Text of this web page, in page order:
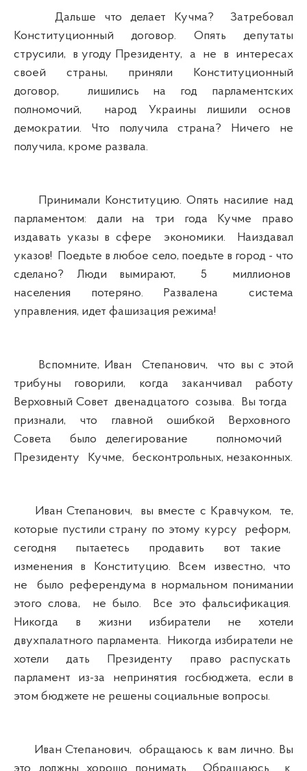
Дальше что делает Кучма? Затребовал
Конституционный договор. Опять депутаты
струсили, в угоду Президенту, а не в интересах
своей страны, приняли Конституционный
договор, лишились на год парламентских
полномочий, народ Украины лишили основ
демократии. Что получила страна? Ничего не
получила, кроме развала.
Принимали Конституцию. Опять насилие над
парламентом: дали на три года Кучме право
издавать указы в сфере экономики. Наиздавал
указов! Поедьте в любое село, поедьте в город - что
сделано? Люди вымирают, 5 миллионов
населения потеряно. Развалена система
управления, идет фашизация режима!
Вспомните, Иван Степанович, что вы с этой
трибуны говорили, когда заканчивал работу
Верховный Совет двенадцатого созыва. Вы тогда
признали, что главной ошибкой Верховного
Совета было делегирование полномочий
Президенту Кучме, бесконтрольных, незаконных.
Иван Степанович, вы вместе с Кравчуком, те,
которые пустили страну по этому курсу реформ,
сегодня пытаетесь продавить вот такие
изменения в Конституцию. Всем известно, что
не было референдума в нормальном понимании
этого слова, не было. Все это фальсификация.
Никогда в жизни избиратели не хотели
двухпалатного парламента. Никогда избиратели не
хотели дать Президенту право распускать
парламент из-за непринятия госбюджета, если в
этом бюджете не решены социальные вопросы.
Иван Степанович, обращаюсь к вам лично. Вы
это должны хорошо понимать. Обращаюсь к